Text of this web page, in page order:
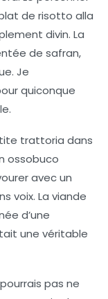
de risotto alla
divin. La
de safran,
Je
quiconque
.
trattoria dans
ossobuco
avec un
voix. La viande
d’une
une véritable
pas ne